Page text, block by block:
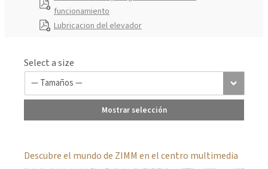
funcionamiento
Lubricacion del elevador
Select a size
Mostrar selección
Descubre el mundo de ZIMM en el centro multimedia